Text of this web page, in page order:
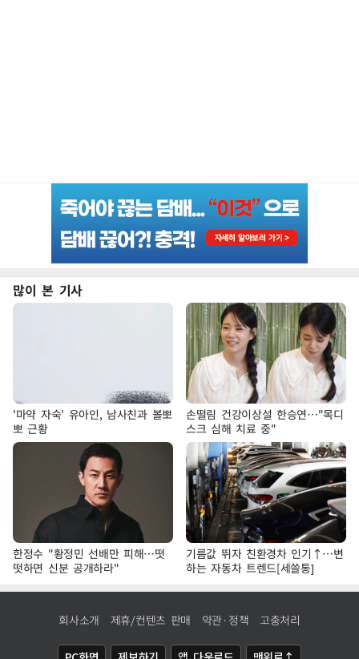
많이 본 기사
'마약 자숙' 유아인, 남사친과 볼뽀
뽀 근황
손떨림 건강이상설 한승연…"목디
스크 심해 치료 중"
한정수 "황정민 선배만 피해…떳
떳하면 신분 공개하라"
기름값 뛰자 친환경차 인기↑…변
하는 자동차 트렌드[세쓸통]
회사소개 제휴/컨텐츠 판매 약관·정책 고충처리